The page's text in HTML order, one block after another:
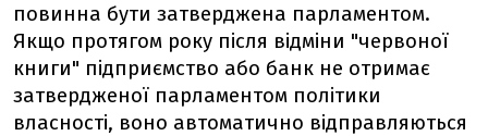
повинна бути затверджена парламентом.
Якщо протягом року після відміни "червоної
книги" підприємство або банк не отримає
затвердженої парламентом політики
власності, воно автоматично відправляються